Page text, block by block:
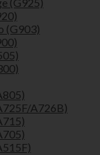
(G903)
A726B)